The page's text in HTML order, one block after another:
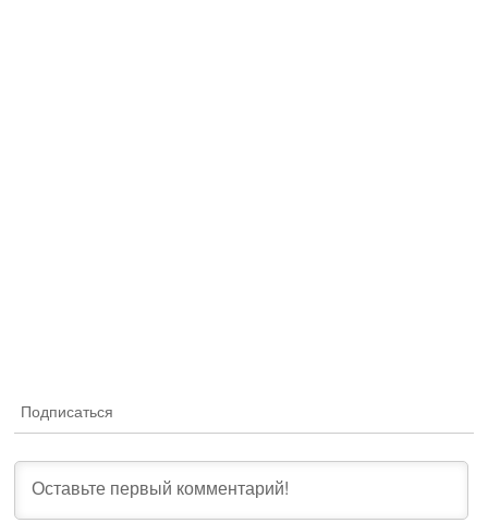
Подписаться